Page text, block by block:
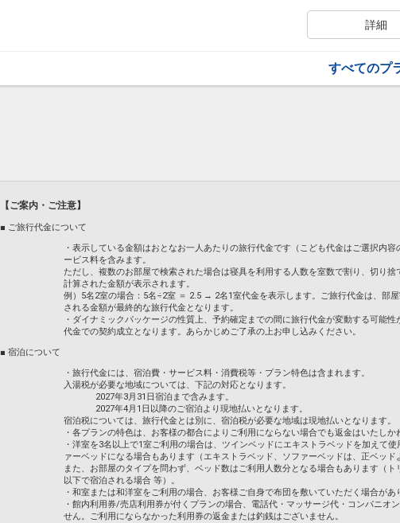
※割引適用後のご旅行代金は、カレンダーからお進み
●出発前まで「ちょこっと休憩処」ご利用OK！ソフ
の１５：００～１８：００）
と同額）をお支払いください。
設定期間：2026年4月1日～2026年9月30日
インターネットコース番号：DP-1-17515131
詳細
すべてのプ
【ご案内・ご注意】
■ ご旅行代金について
・表示している金額はおとなお一人あたりの旅行代金です（こども代金はご選択内
ービス料を含みます。
ただし、複数のお部屋で検索された場合は寝具を利用する人数を室数で割り、切り
計算された金額が表示されます。
例）5名2室の場合：5名÷2室 ＝ 2.5 → 2名1室代金を表示します。ご旅行代金は、部
される金額が最終的な旅行代金となります。
・ダイナミックパッケージの性質上、予約確定までの間に旅行代金が変動する可能
代金での契約成立となります。あらかじめご了承の上お申し込みください。
■ 宿泊について
・旅行代金には、宿泊費・サービス料・消費税等・プラン特色は含まれます。
入湯税が必要な地域については、下記の対応となります。
2027年3月31日宿泊まで含みます。
2027年4月1日以降のご宿泊より現地払いとなります。
宿泊税については、旅行代金とは別に、宿泊税が必要な地域は現地払いとなります。
・各プランの特色は、お客様の都合によりご利用にならない場合でも返金はいたしか
・洋室を3名以上で1室ご利用の場合は、ツインベッドにエキストラベッドを加えて
ァーベッドになる場合もあります（エキストラベッド、ソファーベッドは、正ベッド
また、お部屋のタイプを問わず、ベッド数はご利用人数分となる場合もあります（
以下で宿泊される場合 等）。
・和室または和洋室をご利用の場合、お客様ご自身で布団を敷いていただく場合があ
・館内利用券/売店利用券が付くプランの場合、電話代・マッサージ代・コンパニオ
せん。ご利用にならなかった利用券の返金または釣銭はございません。